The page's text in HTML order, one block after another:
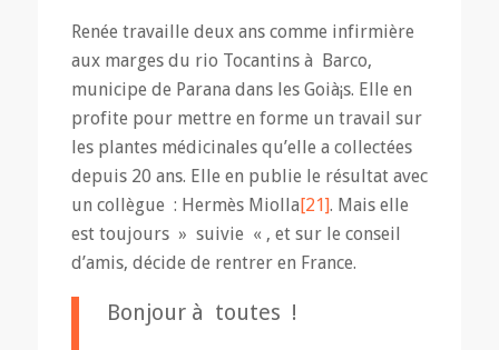
Renée travaille deux ans comme infirmière
aux marges du rio Tocantins à Barco,
municipe de Parana dans les Goià¡s. Elle en
profite pour mettre en forme un travail sur
les plantes médicinales qu’elle a collectées
depuis 20 ans. Elle en publie le résultat avec
un collègue : Hermès Miolla [21]. Mais elle
est toujours » suivie « , et sur le conseil
d’amis, décide de rentrer en France.
Bonjour à toutes !